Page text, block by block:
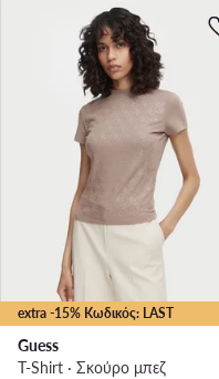
extra -15% Κωδικός: LAST
Guess
T-Shirt · Σκούρο μπεζ